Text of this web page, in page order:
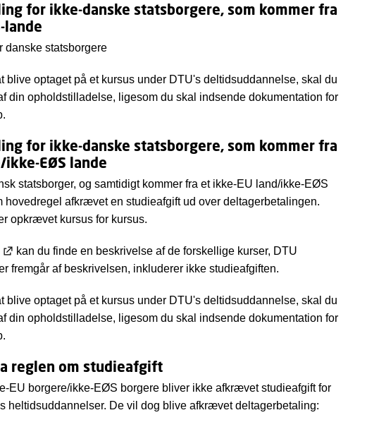
for ikke-danske statsborgere, som kommer fra
lande
danske statsborgere
blive optaget på et kursus under DTU's deltidsuddannelse, skal du
din opholdstilladelse, ligesom du skal indsende dokumentation for
for ikke-danske statsborgere, som kommer fra
ikke-EØS lande
statsborger, og samtidigt kommer fra et ikke-EU land/ikke-EØS
hovedregel afkrævet en studieafgift ud over deltagerbetalingen.
opkrævet kursus for kursus.
kan du finde en beskrivelse af de forskellige kurser, DTU
fremgår af beskrivelsen, inkluderer ikke studieafgiften.
blive optaget på et kursus under DTU's deltidsuddannelse, skal du
din opholdstilladelse, ligesom du skal indsende dokumentation for
reglen om studieafgift
EU borgere/ikke-EØS borgere bliver ikke afkrævet studieafgift for
heltidsuddannelser. De vil dog blive afkrævet deltagerbetaling: